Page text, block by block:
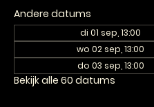
Andere datums
di 01 sep, 13:00
wo 02 sep, 13:00
do 03 sep, 13:00
Bekijk alle 60 datums